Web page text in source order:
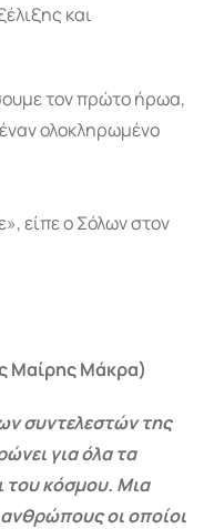
και
τον πρώτο ήρωα,
ολοκληρωμένο
είπε ο Σόλων στον
Μαίρης Μάκρα)
συντελεστών της
για όλα τα
του κόσμου. Μια
οι οποίοι